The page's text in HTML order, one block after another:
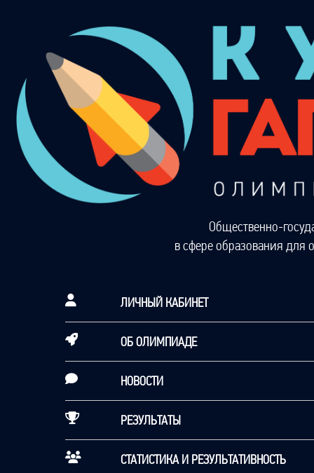
Общественно-
в сфере образования для
ЛИЧНЫЙ КАБИНЕТ
ОБ ОЛИМПИАДЕ
НОВОСТИ
РЕЗУЛЬТАТЫ
СТАТИСТИКА И РЕЗУЛЬТАТИВНОСТЬ